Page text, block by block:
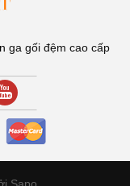
ga gối đệm cao cấp